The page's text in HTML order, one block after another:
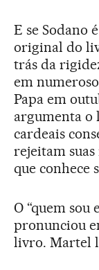
E se Sodano
original do
trás da
em
Papa em
argumenta o
cardeais
rejeitam
que conhece
O “quem sou
pronunciou
livro. Martel